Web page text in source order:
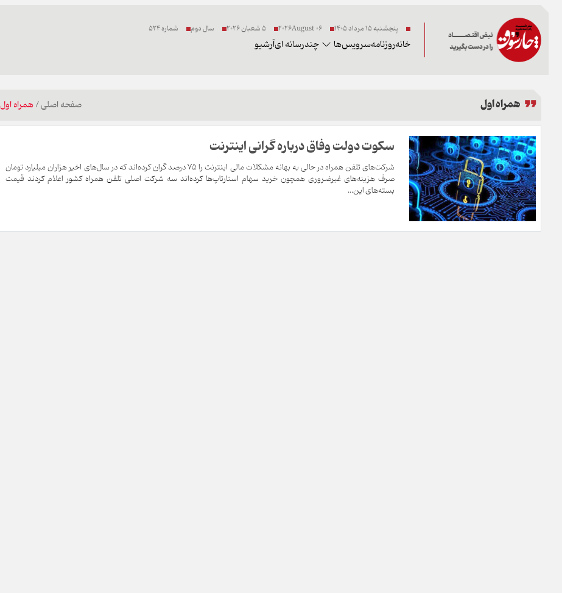
پنجشنبه ۱۵ مرداد ۱۴۰۵ 06 2026August 5 شعبان 2026 سال دوم شماره 524
خانهروزنامهسرویس‌ها چندرسانه ایآرشیو
همراه اول صفحه اصلی/همراه اول
سکوت دولت وفاق درباره گرانی اینترنت
شرکت‌های تلفن همراه در حالی به بهانه مشکلات مالی اینترنت را 75 درصد گران کرده‌اند که در سال‌های اخیر هزاران میلیارد تومان
صرف هزینه‌های غیرضروری همچون خرید سهام استارتاپ‌ها کرده‌اند سه شرکت اصلی تلفن همراه کشور اعلام کردند قیمت
بسته‌های این...